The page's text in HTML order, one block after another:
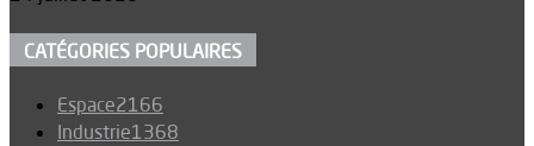
CATÉGORIES POPULAIRES
Espace2166
Industrie1368